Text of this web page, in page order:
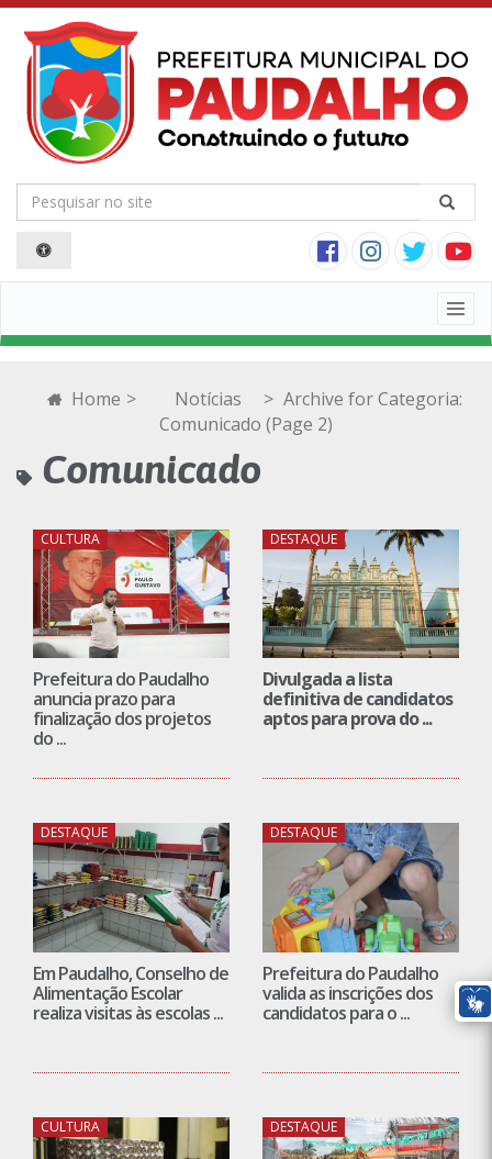
Home > Notícias > Archive forCategoria:
Comunicado (Page 2)
Comunicado
CULTURA
Prefeitura do Paudalho
anuncia prazo para
finalização dos projetos
do ...
DESTAQUE
Divulgada a lista
definitiva de candidatos
aptos para prova do ...
DESTAQUE
Em Paudalho, Conselho de
Alimentação Escolar
realiza visitas às escolas ...
DESTAQUE
Prefeitura do Paudalho
valida as inscrições dos
candidatos para o ...
CULTURA DESTAQUE